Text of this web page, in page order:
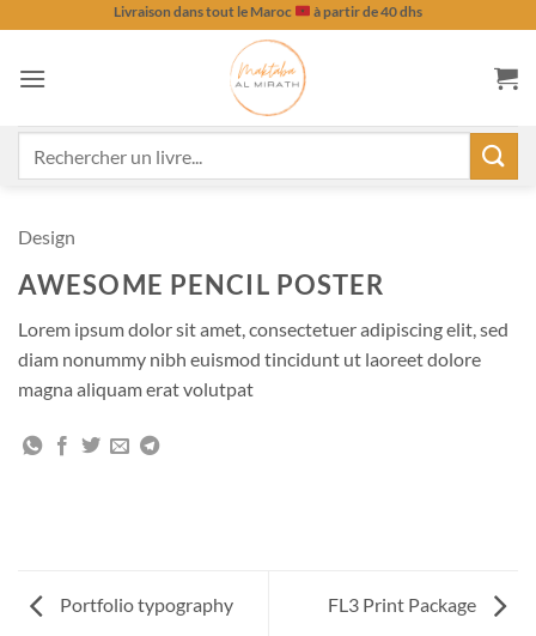
contenu
Livraison dans tout le Maroc à partir de 40 dhs
Design
AWESOME PENCIL POSTER
Lorem ipsum dolor sit amet, consectetuer adipiscing elit, sed
diam nonummy nibh euismod tincidunt ut laoreet dolore
magna aliquam erat volutpat
Portfolio typography FL3 Print Package